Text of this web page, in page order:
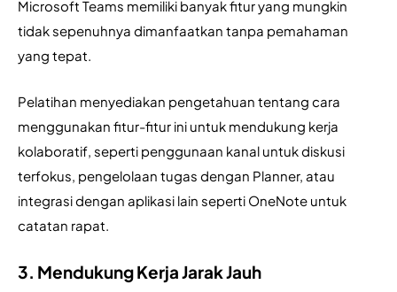
Microsoft Teams memiliki banyak fitur yang mungkin
tidak sepenuhnya dimanfaatkan tanpa pemahaman
yang tepat.
Pelatihan menyediakan pengetahuan tentang cara
menggunakan fitur-fitur ini untuk mendukung kerja
kolaboratif, seperti penggunaan kanal untuk diskusi
terfokus, pengelolaan tugas dengan Planner, atau
integrasi dengan aplikasi lain seperti OneNote untuk
catatan rapat.
3. Mendukung Kerja Jarak Jauh